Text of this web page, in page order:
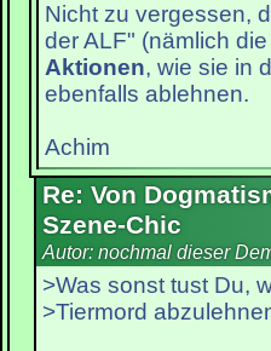
Nicht zu vergessen,
der ALF" (nämlich die
Aktionen, wie sie in
ebenfalls ablehnen.
Achim
Re: Von
Szene-Chic
Autor: nochmal dieser
>Was sonst tust Du,
>Tiermord